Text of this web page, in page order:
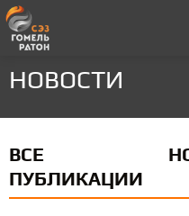
НОВОСТИ
ВСЕ
ПУБЛИКАЦИИ